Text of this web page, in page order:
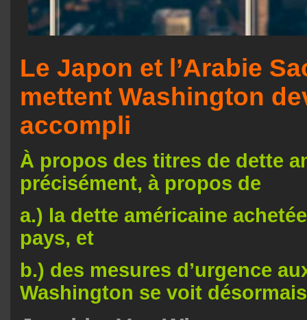
Le Japon et l’Arabie
mettent Washington
accompli
À propos des titres de dette
précisément, à propos de
a.) la dette américaine
pays, et
b.) des mesures d’urgence
Washington se voit